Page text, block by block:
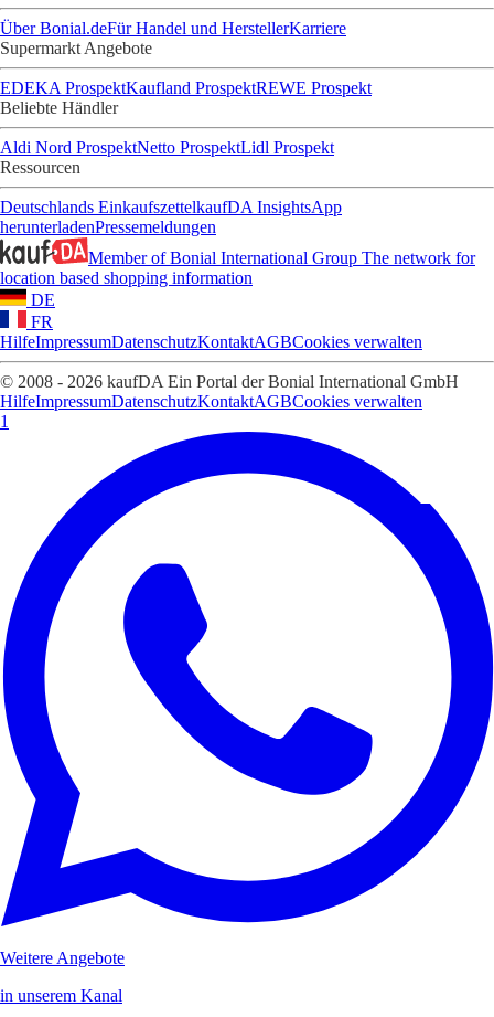
Über Bonial.deFür Handel und HerstellerKarriere
Supermarkt Angebote
EDEKA ProspektKaufland ProspektREWE Prospekt
Beliebte Händler
Aldi Nord ProspektNetto ProspektLidl Prospekt
Ressourcen
Deutschlands EinkaufszettelkaufDA InsightsApp
herunterladenPressemeldungen
Member of Bonial International Group The network for
location based shopping information
DE
FR
HilfeImpressumDatenschutzKontaktAGBCookies verwalten
© 2008 - 2026 kaufDA Ein Portal der Bonial International GmbH
HilfeImpressumDatenschutzKontaktAGBCookies verwalten
1
Weitere Angebote
in unserem Kanal